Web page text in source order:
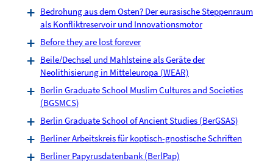
Bedrohung aus dem Osten? Der eurasische Steppenraum
als Konfliktreservoir und Innovationsmotor
Before they are lost forever
Beile/Dechsel und Mahlsteine als Geräte der
Neolithisierung in Mitteleuropa (WEAR)
Berlin Graduate School Muslim Cultures and Societies
(BGSMCS)
Berlin Graduate School of Ancient Studies (BerGSAS)
Berliner Arbeitskreis für koptisch-gnostische Schriften
Berliner Papyrusdatenbank (BerlPap)